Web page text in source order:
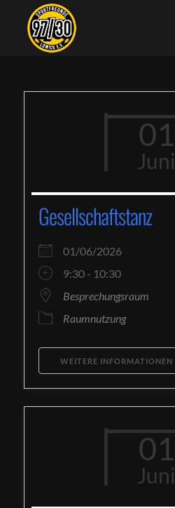
01
Juni
Gesellschaftstanz
01/06/2026
9:30 - 10:30
Besprechungsraum
Raumnutzung
WEITERE INFORMATIONEN
01
Juni